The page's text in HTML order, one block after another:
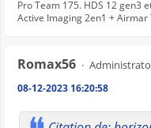
Pro Team 175. HDS 12 gen3
Active Imaging 2en1 + Airmar
Romax56
08-12-2023 16:20:58